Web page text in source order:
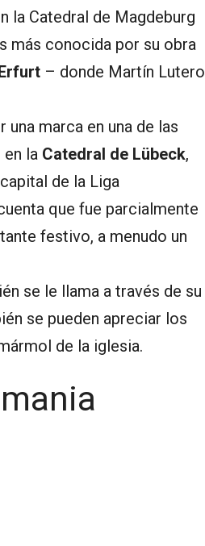
la Catedral de Magdeburg
más conocida por su obra
– donde Martín Lutero
marca en una de las
la Catedral de Lübeck,
de la Liga
que fue parcialmente
festivo, a menudo un
se le llama a través de su
se pueden apreciar los
de la iglesia.